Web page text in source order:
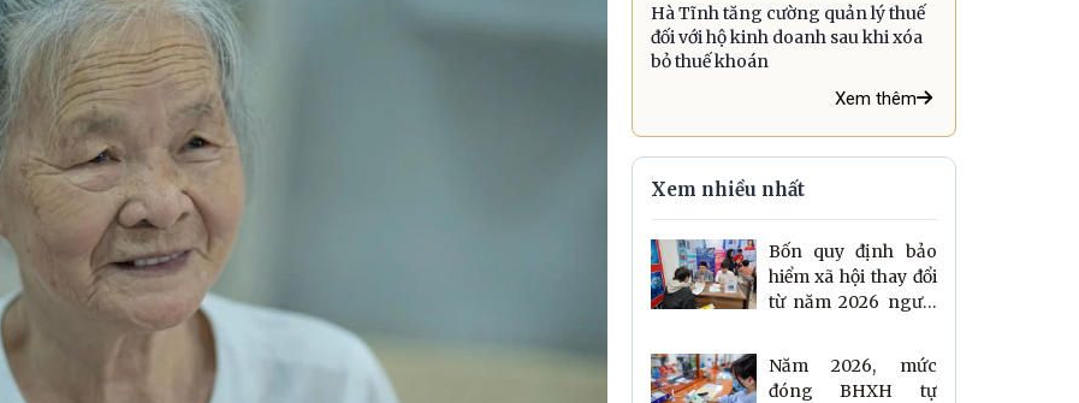
Hà Tĩnh tăng cường quản lý thuế
đối với hộ kinh doanh sau khi xóa
bỏ thuế khoán
Xem thêm
Xem nhiều nhất
Bốn quy định bảo
hiểm xã hội thay đổi
từ năm 2026 người
Năm 2026, mức
đóng BHXH tự